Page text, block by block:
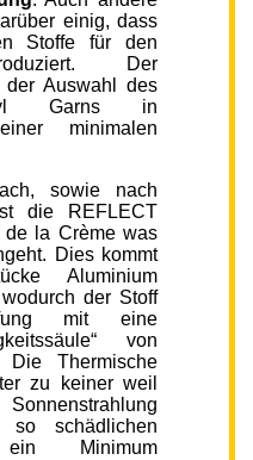
einig, dass
Stoffe für den
Der
Auswahl des
Garns in
minimalen
sowie nach
die REFLECT
la Crème was
Dies kommt
Aluminium
der Stoff
mit eine
von
Die Thermische
zu keiner weil
schädlichen
Minimum